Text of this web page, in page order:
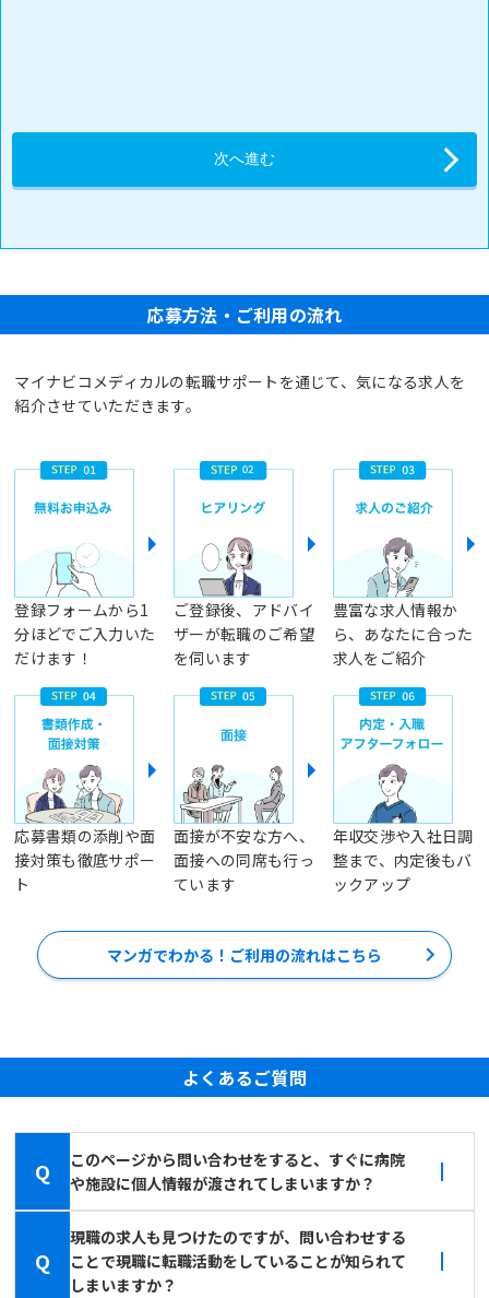
応募方法・ご利用の流れ
マイナビコメディカルの転職サポートを通じて、気になる求人を
紹介させていただきます。
登録フォームから1
分ほどでご入力いた
だけます！
ご登録後、アドバイ
ザーが転職のご希望
を伺います
豊富な求人情報か
ら、あなたに合った
求人をご紹介
応募書類の添削や面
接対策も徹底サポー
ト
面接が不安な方へ、
面接への同席も行っ
ています
年収交渉や入社日調
整まで、内定後もバ
ックアップ
マンガでわかる！ご利用の流れはこちら
よくあるご質問
Q
このページから問い合わせをすると、すぐに病院
や施設に個人情報が渡されてしまいますか？
Q
現職の求人も見つけたのですが、問い合わせする
ことで現職に転職活動をしていることが知られて
しまいますか？